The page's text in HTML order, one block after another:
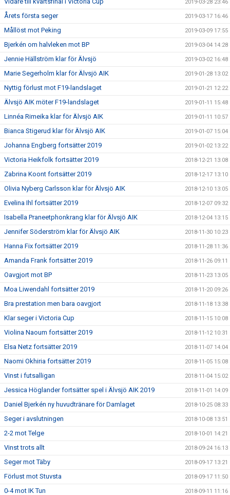
2019-03-28 23:46
Årets första seger 2019-03-17 16:46
Mållöst mot Peking 2019-03-09 17:55
Bjerkén om halvleken mot BP 2019-03-04 14:28
Jennie Hällström klar för Älvsjö 2019-03-02 16:48
Marie Segerholm klar för Älvsjö AIK 2019-01-28 13:02
Nyttig förlust mot F19-landslaget 2019-01-21 12:22
Älvsjö AIK möter F19-landslaget 2019-01-11 15:48
Linnéa Rimeika klar för Älvsjö AIK 2019-01-11 10:57
Bianca Stigerud klar för Älvsjö AIK 2019-01-07 15:04
Johanna Engberg fortsätter 2019 2019-01-02 13:22
Victoria Heikfolk fortsätter 2019 2018-12-21 13:08
Zabrina Koont fortsätter 2019 2018-12-17 13:10
Olivia Nyberg Carlsson klar för Älvsjö AIK 2018-12-10 13:05
Evelina Ihl fortsätter 2019 2018-12-07 09:32
Isabella Praneetphonkrang klar för Älvsjö AIK 2018-12-04 13:15
Jennifer Söderström klar för Älvsjö AIK 2018-11-30 10:23
Hanna Fix fortsätter 2019 2018-11-28 11:36
Amanda Frank fortsätter 2019 2018-11-26 09:11
Oavgjort mot BP 2018-11-23 13:05
Moa Liwendahl fortsätter 2019 2018-11-20 09:26
Bra prestation men bara oavgjort 2018-11-18 13:38
Klar seger i Victoria Cup 2018-11-15 10:08
Violina Naoum fortsätter 2019 2018-11-12 10:31
Elsa Netz fortsätter 2019 2018-11-07 14:04
Naomi Okhiria fortsätter 2019 2018-11-05 15:08
Vinst i futsalligan 2018-11-04 15:02
Jessica Höglander fortsätter spel i Älvsjö AIK 2019 2018-11-01 14:09
Daniel Bjerkén ny huvudtränare för Damlaget 2018-10-25 08:33
Seger i avslutningen 2018-10-08 13:51
2-2 mot Telge 2018-10-01 14:21
Vinst trots allt 2018-09-24 16:13
Seger mot Täby 2018-09-17 13:21
Förlust mot Stuvsta 2018-09-17 11:50
0-4 mot IK Tun 2018-09-11 11:16